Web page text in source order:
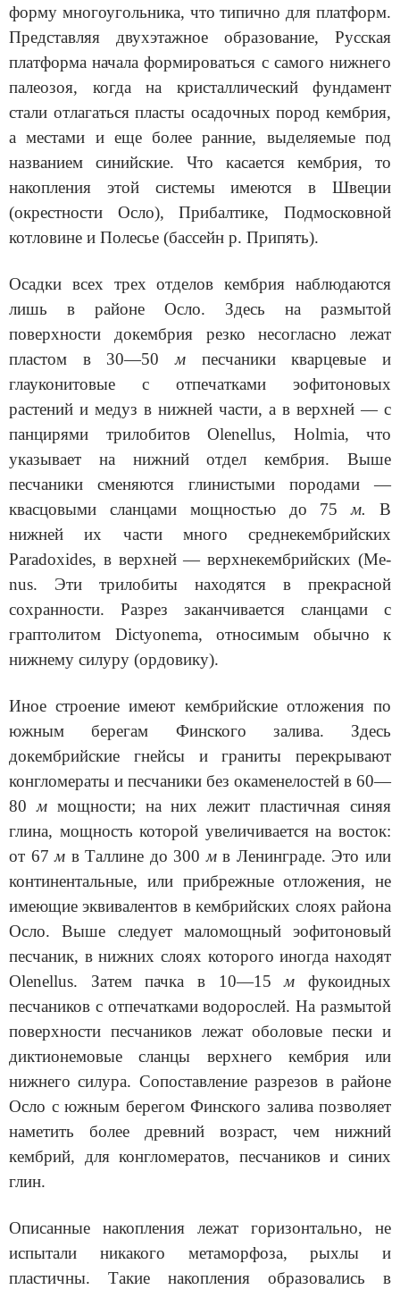
форму многоуголь­ника, что типично для платформ.
Представляя двухэтажное образование, Русская
платформа начала формироваться с самого нижнего
палеозоя, когда на кристаллический фундамент
стали отлагаться пласты осадоч­ных пород кембрия,
а местами и еще более ранние, выделяемые под
названием синийские. Что касается кембрия, то
накопления этой си­стемы имеются в Швеции
(окрестности Осло), Прибалтике, Подмосков­ной
котловине и Полесье (бассейн р. Припять).
Осадки всех трех отделов кембрия наблюдаются
лишь в районе Осло. Здесь на размытой
поверхности докембрия резко несогласно лежат
пластом в 30—50м песчаники кварцевые и
глауконитовые с отпечатками эофитоновых
растений и медуз в нижней части, а в верхней — с
панцирями трилобитов Olenellus, Holmia, что
указывает на нижний отдел кембрия. Выше
песчаники сменяются глинистыми породами —
квасцовыми сланцами мощностью до 75м.
В
нижней их части много среднекембрийских
Paradoxides, в верхней — верхнекембрийских (Me­
nus. Эти трилобиты находятся в прекрасной
сохранности. Разрез закан­чивается сланцами с
граптолитом Dictyonema, относимым обычно к
ниж­нему силуру (ордовику).
Иное строение имеют кембрийские отложения по
южным берегам Финского залива. Здесь
докембрийские гнейсы и граниты перекрывают
конгломераты и песчаники без окаменелостей в 60—
80ммощности; на них лежит пластичная синяя
глина, мощность которой увеличивается на восток:
от 67м в Таллине до 300мв Ленинграде. Это или
континенталь­ные, или прибрежные отложения, не
имеющие эквивалентов в кембрий­ских слоях района
Осло. Выше следует маломощный эофитоновый
песчаник, в нижних слоях которого иногда находят
Olenellus. Затем пачка в 10—15м фукоидных
песчаников с отпечатками водорослей. На размытой
поверхности песчаников лежат оболовые пески и
диктионемовые сланцы верхнего кембрия или
нижнего силура. Сопоставление разрезов в районе
Осло с южным берегом Финского залива позволяет
наметить более древний возраст, чем нижний
кембрий, для конгломератов, песча­ников и синих
глин.
Описанные накопления лежат горизонтально, не
испытали никакого метаморфоза, рыхлы и
пластичны. Такие накопления образовались в